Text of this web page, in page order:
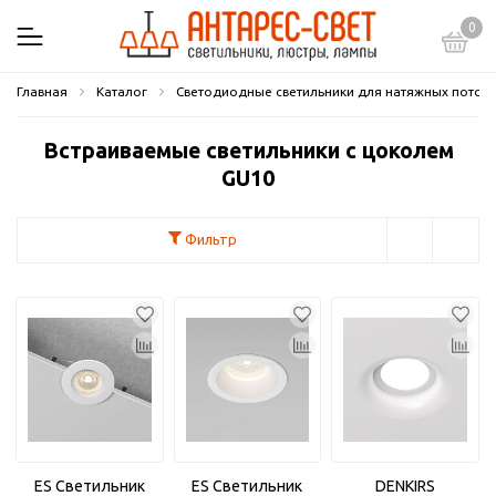
0
Главная Каталог Светодиодные светильники для натяжных
Встраиваемые светильники с цоколем
GU10
Фильтр
ES Светильник
ES Светильник
DENKIRS